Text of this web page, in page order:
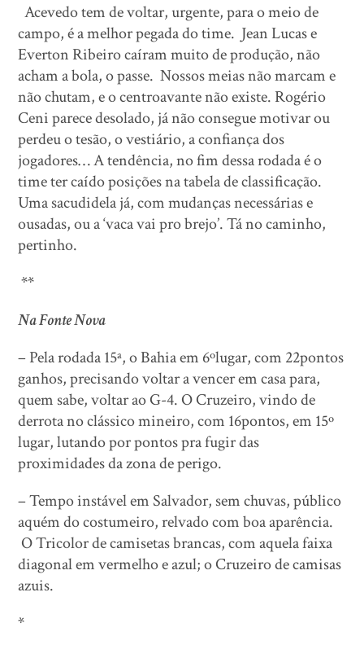
Acevedo tem de voltar, urgente, para o meio de
campo, é a melhor pegada do time. Jean Lucas e
Everton Ribeiro caíram muito de produção, não
acham a bola, o passe. Nossos meias não marcam e
não chutam, e o centroavante não existe. Rogério
Ceni parece desolado, já não consegue motivar ou
perdeu o tesão, o vestiário, a confiança dos
jogadores… A tendência, no fim dessa rodada é o
time ter caído posições na tabela de classificação.
Uma sacudidela já, com mudanças necessárias e
ousadas, ou a ‘vaca vai pro brejo’. Tá no caminho,
pertinho.
**
Na Fonte Nova
– Pela rodada 15ª, o Bahia em 6ºlugar, com 22pontos
ganhos, precisando voltar a vencer em casa para,
quem sabe, voltar ao G-4. O Cruzeiro, vindo de
derrota no clássico mineiro, com 16pontos, em 15º
lugar, lutando por pontos pra fugir das
proximidades da zona de perigo.
– Tempo instável em Salvador, sem chuvas, público
aquém do costumeiro, relvado com boa aparência.
O Tricolor de camisetas brancas, com aquela faixa
diagonal em vermelho e azul; o Cruzeiro de camisas
azuis.
*